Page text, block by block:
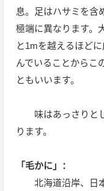
息。足はハサミを含
極端に異なります。
と1mを越えるほど
んでいることからこ
ともいいます。
味はあっさりとし
ります。
「毛かに」：
北海道沿岸、日本